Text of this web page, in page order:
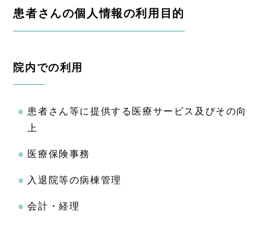
患者さんの個人情報の利用目的
院内での利用
患者さん等に提供する医療サービス及びその向
上
医療保険事務
入退院等の病棟管理
会計・経理